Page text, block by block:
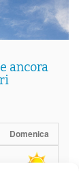
ancora
Domenica